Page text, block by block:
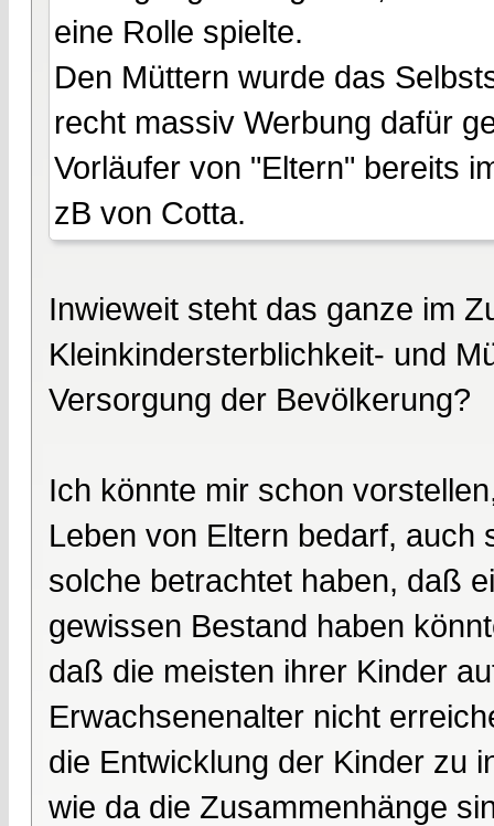
eine Rolle spielte.
Den Müttern wurde das
recht massiv Werbung dafür
Vorläufer von "Eltern" bereits
zB von Cotta.
Inwieweit steht das ganze im
Kleinkindersterblichkeit- und
Versorgung der Bevölkerung?
Ich könnte mir schon
Leben von Eltern bedarf, auch
solche betrachtet haben, daß
gewissen Bestand haben
daß die meisten ihrer Kinder
Erwachsenenalter nicht
die Entwicklung der Kinder zu
wie da die Zusammenhänge